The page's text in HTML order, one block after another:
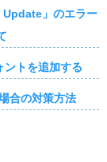
」のエラー
ントを追加する
合の対策方法